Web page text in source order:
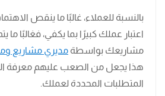
بالنسبة للعملاء، غالبًا ما ينقص
اعتبار عملك كبيرًا بما يكفي، فغالبًا ما
مشاريعك بواسطة مديري مشاريع
هذا يجعل من الصعب عليهم معرفة
المتطلبات المحددة لعملك.